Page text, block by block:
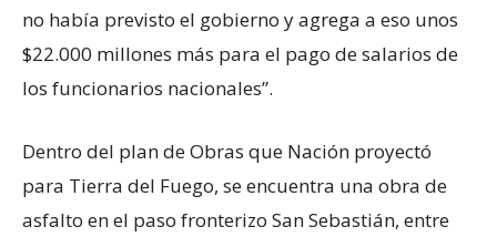
no había previsto el gobierno y agrega a eso unos
$22.000 millones más para el pago de salarios de
los funcionarios nacionales”.
Dentro del plan de Obras que Nación proyectó
para Tierra del Fuego, se encuentra una obra de
asfalto en el paso fronterizo San Sebastián, entre